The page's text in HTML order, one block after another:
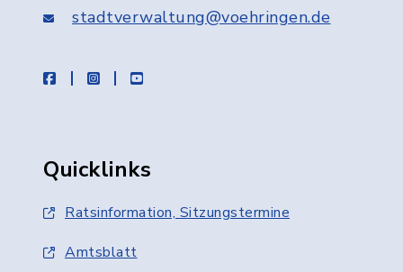
stadtverwaltung@voehringen.de
facebookinstagramyoutube
Quicklinks
Ratsinformation, Sitzungstermine
Amtsblatt